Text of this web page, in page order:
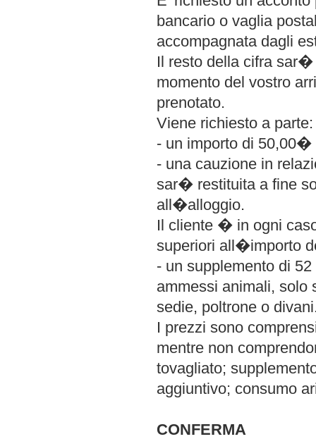
bancario o vaglia
accompagnata dagli
Il resto della cifra sar�
momento del vostro
prenotato.
Viene richiesto a parte:
- un importo di 50,00�
- una cauzione in
sar� restituita a fine
all�alloggio.
Il cliente � in ogni
superiori all�importo
- un supplemento di
ammessi animali, solo
sedie, poltrone o
I prezzi sono
mentre non
tovagliato;
aggiuntivo; consumo
CONFERMA